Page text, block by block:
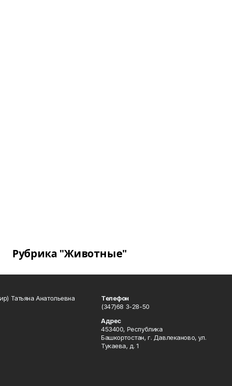
Рубрика "Животные"
Татьяна Анатольевна
Телефон
(347)68 3-28-50
Адрес
453400, Республика
Башкортостан, г. Давлеканово, ул.
Тукаева, д. 1